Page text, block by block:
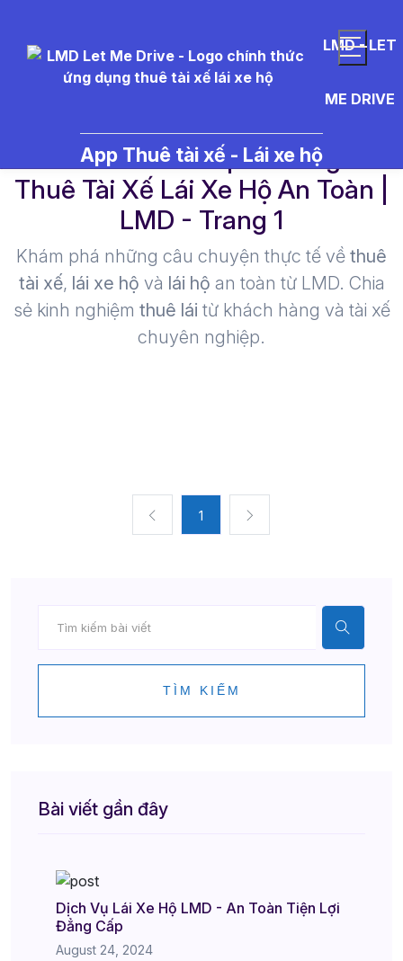
LMD - LET
ME DRIVE
App Thuê tài xế - Lái xe hộ
c%C3%A1ch%20pha%20gin -
Thuê Tài Xế Lái Xe Hộ An Toàn |
LMD - Trang 1​
Khám phá những câu chuyện thực tế về thuê
tài xế, lái xe hộ và lái hộ an toàn từ LMD. Chia
sẻ kinh nghiệm thuê lái từ khách hàng và tài xế
chuyên nghiệp.
1
TÌM KIẾM
Bài viết gần đây
Dịch Vụ Lái Xe Hộ LMD - An Toàn Tiện Lợi
Đẳng Cấp
August 24, 2024